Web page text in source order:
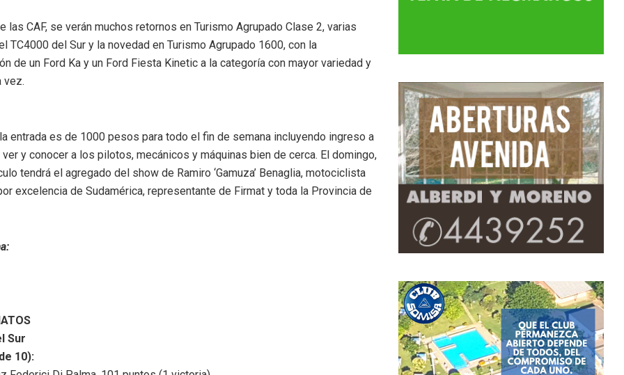
las CAF, se verán muchos retornos en Turismo Agrupado Clase 2, varias
TC4000 del Sur y la novedad en Turismo Agrupado 1600, con la
de un Ford Ka y un Ford Fiesta Kinetic a la categoría con mayor variedad y
vez.
entrada es de 1000 pesos para todo el fin de semana incluyendo ingreso a
y conocer a los pilotos, mecánicos y máquinas bien de cerca. El domingo,
tendrá el agregado del show de Ramiro ‘Gamuza’ Benaglia, motociclista
excelencia de Sudamérica, representante de Firmat y toda la Provincia de
Sur
10):